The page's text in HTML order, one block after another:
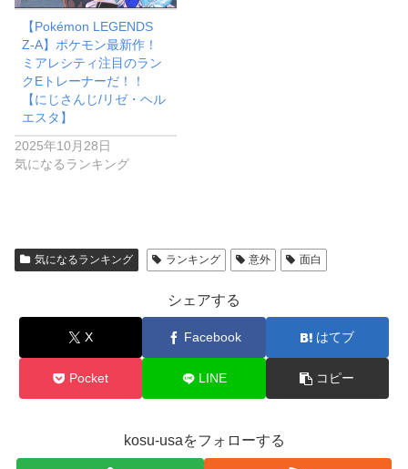
【Pokémon LEGENDS
Z-A】ポケモン最新作！
ミアレシティ注目のラン
クEトレーナーだ！！
【にじさんじ/リゼ・ヘル
エスタ】
2025年10月28日
気になるランキング
気になるランキング ランキング 意外 面白
シェアする
X Facebook はてブ
Pocket LINE コピー
kosu-usaをフォローする